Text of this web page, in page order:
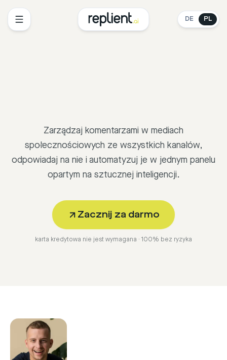
DE PL
Zarządzaj komentarzami w mediach
społecznościowych ze wszystkich kanałów,
odpowiadaj na nie i automatyzuj je w jednym panelu
opartym na sztucznej inteligencji.
Zacznij za darmo
karta kredytowa nie jest wymagana · 100% bez ryzyka